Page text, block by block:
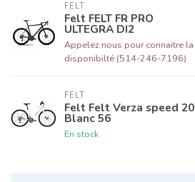
FELT
Felt FELT FR PRO
ULTEGRA DI2
Appelez nous pour connaitre la
disponibilté (514-246-7196)
FELT
Felt Felt Verza speed 20
Blanc 56
En stock